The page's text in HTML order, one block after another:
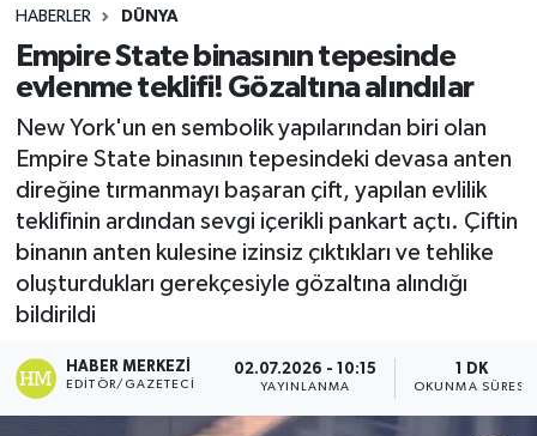
HABERLER DÜNYA
Empire State binasının tepesinde
evlenme teklifi! Gözaltına alındılar
New York'un en sembolik yapılarından biri olan
Empire State binasının tepesindeki devasa anten
direğine tırmanmayı başaran çift, yapılan evlilik
teklifinin ardından sevgi içerikli pankart açtı. Çiftin
binanın anten kulesine izinsiz çıktıkları ve tehlike
oluşturdukları gerekçesiyle gözaltına alındığı
bildirildi
HABER MERKEZI
EDITÖR/GAZETECI
02.07.2026 - 10:15
YAYINLANMA
1 DK
OKUNMA SÜRESI
Magazin
Spor
Sağlık
Teknoloji
Turizm
Kültür - Sanat
Lider Haber TV Canlı Yayın izle
Süper Lig Puan Durumu ve Fikstür
Tüm Manşetler
Son Dakika Haberleri
Haber Arşivi